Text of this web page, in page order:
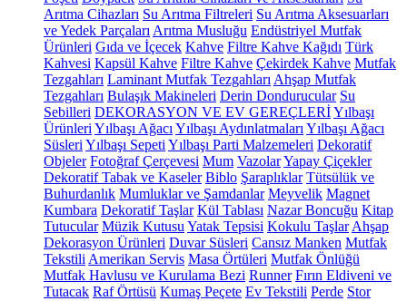
Arıtma Cihazları Su Arıtma Filtreleri Su Arıtma Aksesuarları
ve Yedek Parçaları Arıtma Musluğu Endüstriyel Mutfak
Ürünleri Gıda ve İçecek Kahve Filtre Kahve Kağıdı Türk
Kahvesi Kapsül Kahve Filtre Kahve Çekirdek Kahve Mutfak
Tezgahları Laminant Mutfak Tezgahları Ahşap Mutfak
Tezgahları Bulaşık Makineleri Derin Dondurucular Su
Sebilleri DEKORASYON VE EV GEREÇLERİYılbaşı
Ürünleri Yılbaşı Ağacı Yılbaşı Aydınlatmaları Yılbaşı Ağacı
Süsleri Yılbaşı Sepeti Yılbaşı Parti Malzemeleri Dekoratif
Objeler Fotoğraf Çerçevesi Mum VazolarYapay Çiçekler
Dekoratif Tabak ve Kaseler Biblo Şaraplıklar Tütsülük ve
Buhurdanlık Mumluklar ve Şamdanlar Meyvelik Magnet
Kumbara Dekoratif Taşlar Kül Tablası Nazar Boncuğu Kitap
Tutucular Müzik Kutusu Yatak Tepsisi Kokulu Taşlar Ahşap
Dekorasyon Ürünleri Duvar Süsleri Cansız Manken Mutfak
Tekstili Amerikan Servis Masa Örtüleri Mutfak Önlüğü
Mutfak Havlusu ve Kurulama Bezi Runner Fırın Eldiveni ve
Tutacak Raf Örtüsü Kumaş Peçete Ev Tekstili Perde Stor